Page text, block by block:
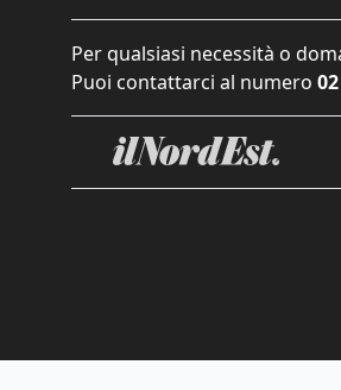
Per qualsiasi necessità o
Puoi contattarci al numero